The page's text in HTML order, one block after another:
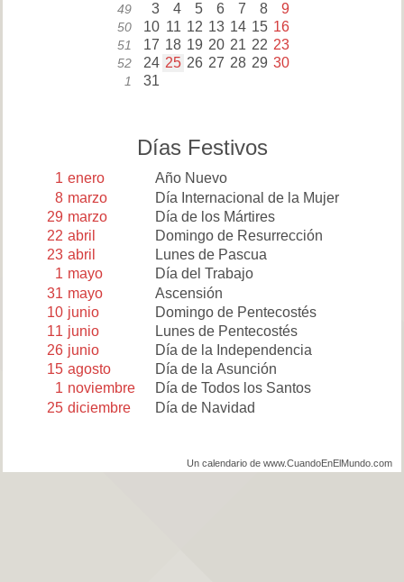
49 3 4 5 6 7 8 9
50 10 11 12 13 14 15 16
51 17 18 19 20 21 22 23
52 24 25 26 27 28 29 30
1 31
Días Festivos
1 enero
Año Nuevo
8 marzo
Día Internacional de la Mujer
29 marzo
Día de los Mártires
22 abril
Domingo de Resurrección
23 abril
Lunes de Pascua
1 mayo
Día del Trabajo
31 mayo
Ascensión
10 junio
Domingo de Pentecostés
11 junio
Lunes de Pentecostés
26 junio
Día de la Independencia
15 agosto
Día de la Asunción
1 noviembre
Día de Todos los Santos
25 diciembre Día de Navidad
Un calendario de www.CuandoEnElMundo.com